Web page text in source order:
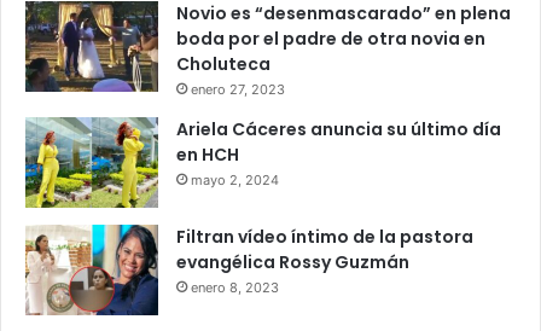
Novio es “desenmascarado” en plena
boda por el padre de otra novia en
Choluteca
enero 27, 2023
Ariela Cáceres anuncia su último día
en HCH
mayo 2, 2024
Filtran vídeo íntimo de la pastora
evangélica Rossy Guzmán
enero 8, 2023